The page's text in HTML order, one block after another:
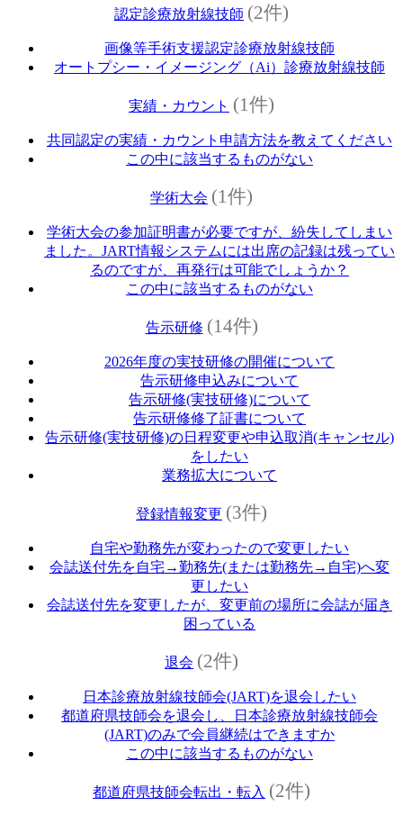
認定診療放射線技師 (2件)
画像等手術支援認定診療放射線技師
オートプシー・イメージング（Ai）診療放射線技師
実績・カウント (1件)
共同認定の実績・カウント申請方法を教えてください
この中に該当するものがない
学術大会 (1件)
学術大会の参加証明書が必要ですが、紛失してしまい
ました。JART情報システムには出席の記録は残ってい
るのですが、再発行は可能でしょうか？
この中に該当するものがない
告示研修 (14件)
2026年度の実技研修の開催について
告示研修申込みについて
告示研修(実技研修)について
告示研修修了証書について
告示研修(実技研修)の日程変更や申込取消(キャンセル)
をしたい
業務拡大について
登録情報変更 (3件)
自宅や勤務先が変わったので変更したい
会誌送付先を自宅→勤務先(または勤務先→自宅)へ変
更したい
会誌送付先を変更したが、変更前の場所に会誌が届き
困っている
退会 (2件)
日本診療放射線技師会(JART)を退会したい
都道府県技師会を退会し、日本診療放射線技師会
(JART)のみで会員継続はできますか
この中に該当するものがない
都道府県技師会転出・転入 (2件)